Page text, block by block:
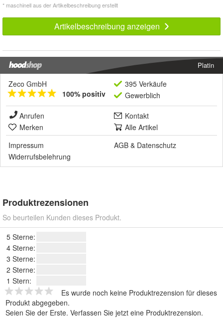
* maschinell aus der Artikelbeschreibung erstellt
Artikelbeschreibung anzeigen
Platin
Zeco GmbH
100% positiv
395 Verkäufe
Gewerblich
Anrufen
Kontakt
Merken
Alle Artikel
Impressum
AGB & Datenschutz
Widerrufsbelehrung
Produktrezensionen
So beurteilen Kunden dieses Produkt.
5 Sterne:
4 Sterne:
3 Sterne:
2 Sterne:
1 Stern:
Es wurde noch keine Produktrezension für dieses
Produkt abgegeben.
Seien Sie der Erste. Verfassen Sie jetzt eine Produktrezension.